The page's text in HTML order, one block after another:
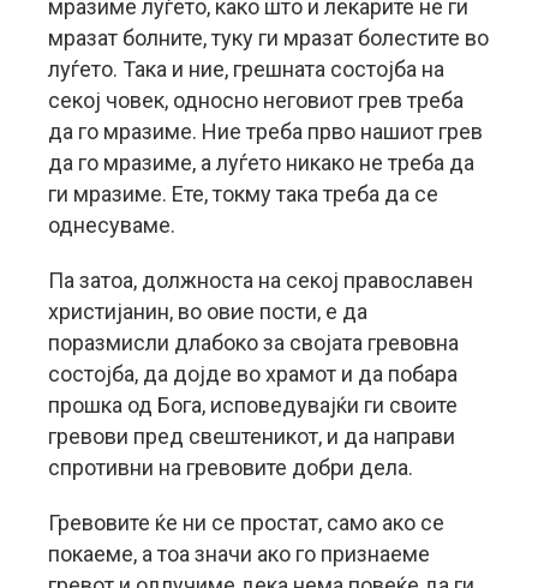
мразиме луѓето, како што и лекарите не ги
мразат болните, туку ги мразат болестите во
луѓето. Така и ние, грешната состојба на
секој човек, односно неговиот грев треба
да го мразиме. Ние треба прво нашиот грев
да го мразиме, а луѓето никако не треба да
ги мразиме. Ете, токму така треба да се
однесуваме.
Па затоа, должноста на секој православен
христијанин, во овие пости, е да
поразмисли длабоко за својата гревовна
состојба, да дојде во храмот и да побара
прошка од Бога, исповедувајќи ги своите
гревови пред свештеникот, и да направи
спротивни на гревовите добри дела.
Гревовите ќе ни се простат, само ако се
покаеме, а тоа значи ако го признаеме